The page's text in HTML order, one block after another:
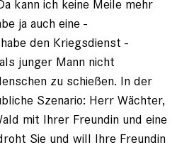
kann ich ­keine Meile mehr
ja auch eine
den Kriegsdienst
junger Mann nicht
zu schießen. In der
Szenario: Herr Wächter,
mit Ihrer Freundin und eine
Sie und will Ihre Freundin